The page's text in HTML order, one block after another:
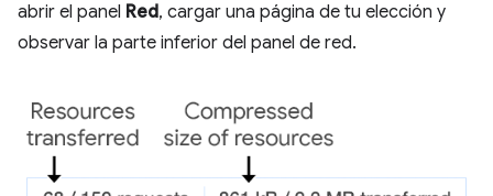
abrir el panel Red, cargar una página de tu elección y
observar la parte inferior del panel de red.